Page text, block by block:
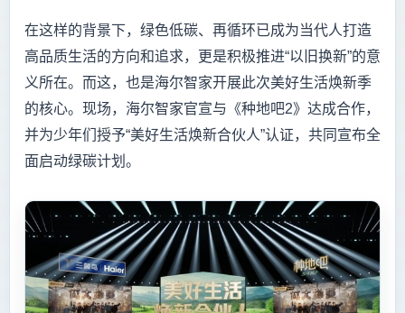
在这样的背景下，绿色低碳、再循环已成为当代人打造
高品质生活的方向和追求，更是积极推进“以旧换新”的意
义所在。而这，也是海尔智家开展此次美好生活焕新季
的核心。现场，海尔智家官宣与《种地吧2》达成合作，
并为少年们授予“美好生活焕新合伙人”认证，共同宣布全
面启动绿碳计划。